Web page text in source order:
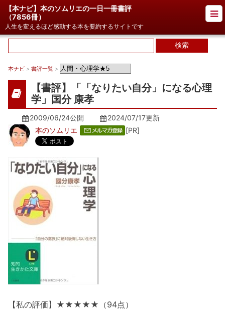
【本ナビ】本のソムリエの一日一冊書評
（7856冊）
人生を変えるほど感動する本を要約するサイトです
本ナビ > 書評一覧 >
【書評】「「なりたい自分」になる心理
学」国分 康孝
2009/06/24公開 2024/07/17更新
本のソムリエ
[PR]
【私の評価】★★★★★（94点）